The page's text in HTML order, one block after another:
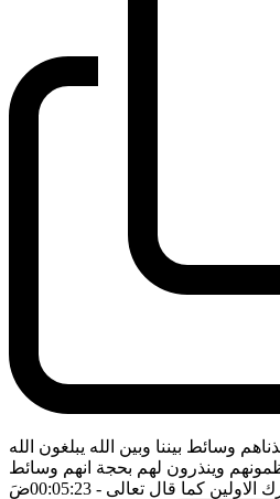
وسائط بيننا وبين الله يبلغون الله
وينذرون لهم بحجة انهم وسائط
الاولين كما قال تعالى - 00:05:23 ضَ